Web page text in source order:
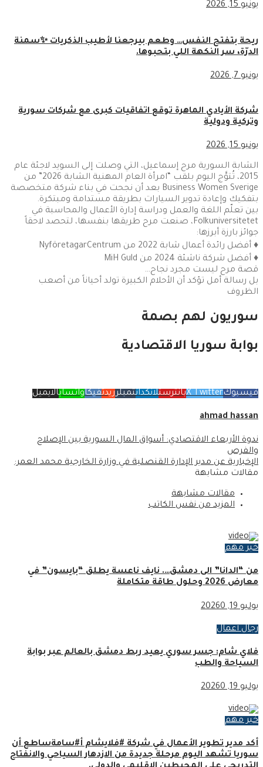
يونيو 15, 2026
ريحة بتفتح النفس… وطعم بيرجعنا لأطيب الذكريات ✨سمنة
الدرّة، سر النكهة اللي بتحبوها.
يونيو 7, 2026
شركة الأيادي الماهرة توقع اتفاقيات كبرى مع شركات سورية
وتركية ودولية
يونيو 15, 2026
الشابة السورية مرح إسماعيل، التي وصلت إلى السويد لاجئة عام
2015، تُتوَّج اليوم بلقب “امرأة العام المهنية الشابة 2026” من
Business Women Sverige بعد أن نجحت في بناء شركة متخصصة
بتفكيك وإعادة تدوير السيارات بطريقة مستدامة ومبتكرة.
بين تعلّم اللغة والعمل ودراسة إدارة الأعمال والمحاسبة في
Folkuniversitetet، صنعت مرح طريقها بنفسها، لتحصد لاحقاً
جوائز بارزة أبرزها:
♦️ أفضل رائدة أعمال شابة 2022 من NyföretagarCentrum
♦️ أفضل شركة ناشئة 2024 من MiH Guld
قصة مرح ليست مجرد نجاح…
بل رسالة أمل تؤكد أن الأحلام الكبيرة تولد أحياناً من أصعب
الظروف
سوريون لهم بصمة
بوابة سوريا الاقتصادية
فيسبوكX Twitterبانترستلانكدانتمبلرريدتفيكاواتسابالايميل
ahmad hassan
ندوة الأربعاء الاقتصادي: أسواق المال السورية بين الإصلاح
والفرص
الإخبارية عن مدير الإدارة القنصلية في وزارة الخارجية محمد العمر:
مقالات مشابهة
مقالات مشابهة
المزيد من نفس الكاتب
خبر مهم
من “الدانا” الى دمشق…. نايف ناعسة يطلق “بايسون” في
معارض 2026 وحلول طاقة متكاملة
يوليو 19, 2026 0
رجال أعمال
فلاي شام: جسر سوري يعيد ربط دمشق بالعالم عبر بوابة
السياحة والطب
يوليو 19, 2026 0
خبر مهم
أكد مدير تطوير الأعمال في شركة #فلايشام أ#سامةساطع أن
سوريا تشهد اليوم مرحلة جديدة من الازدهار السياحي والانفتاح